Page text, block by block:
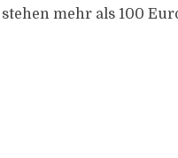
mehr als 100